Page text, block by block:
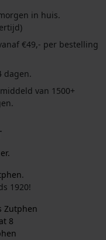
in huis.
€49,- per bestelling
dagen.
van 1500+
.
1920!
Zutphen
8